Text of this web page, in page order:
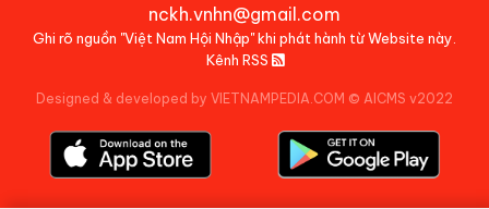
nckh.vnhn@gmail.com
Ghi rõ nguồn "Việt Nam Hội Nhập" khi phát hành từ Website này.
Kênh RSS
Designed & developed by VIETNAMPEDIA.COM © AICMS v2022